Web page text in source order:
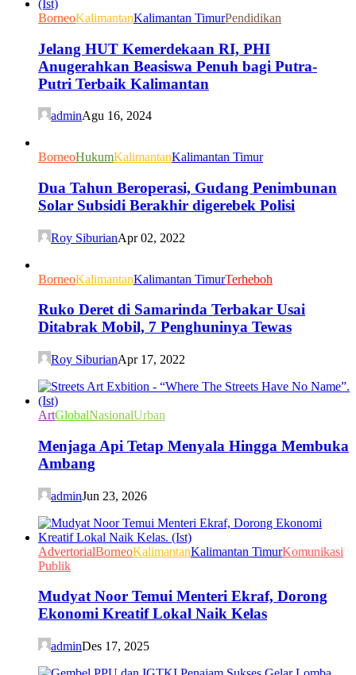
BorneoKalimantanKalimantan TimurPendidikan
Jelang HUT Kemerdekaan RI, PHI
Anugerahkan Beasiswa Penuh bagi Putra-
Putri Terbaik Kalimantan
adminAgu 16, 2024
BorneoHukumKalimantanKalimantan Timur
Dua Tahun Beroperasi, Gudang Penimbunan
Solar Subsidi Berakhir digerebek Polisi
Roy SiburianApr 02, 2022
BorneoKalimantanKalimantan TimurTerheboh
Ruko Deret di Samarinda Terbakar Usai
Ditabrak Mobil, 7 Penghuninya Tewas
Roy SiburianApr 17, 2022
ArtGlobalNasionalUrban
Menjaga Api Tetap Menyala Hingga Membuka
Ambang
adminJun 23, 2026
AdvertorialBorneoKalimantanKalimantan TimurKomunikasi
Publik
Mudyat Noor Temui Menteri Ekraf, Dorong
Ekonomi Kreatif Lokal Naik Kelas
adminDes 17, 2025